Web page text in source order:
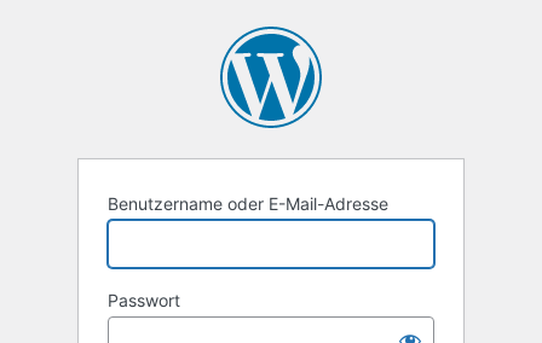
Benutzername oder E-Mail-Adresse
Passwort